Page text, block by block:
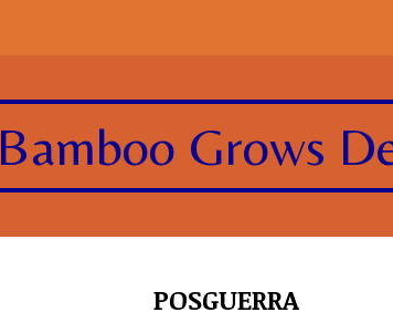
Bamboo Grows
POSGUERRA